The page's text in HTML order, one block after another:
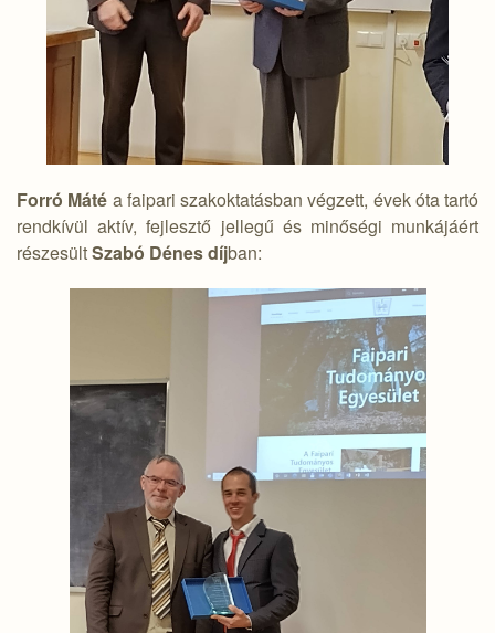
Forró Máté a faipari szakoktatásban végzett, évek óta tartó
rendkívül aktív, fejlesztő jellegű és minőségi munkájáért
részesültSzabó Dénes díjban: